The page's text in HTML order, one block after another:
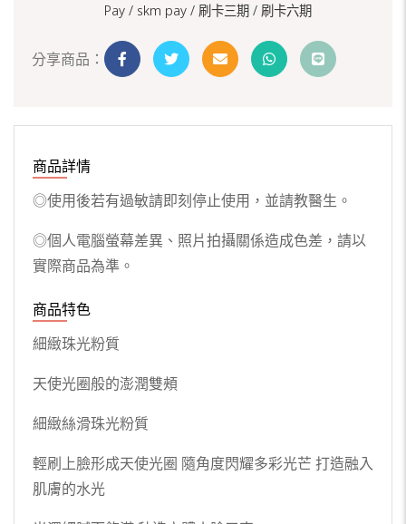
Pay / skm pay / 刷卡三期 / 刷卡六期
分享商品：
商品詳情
◎使用後若有過敏請即刻停止使用，並請教醫生。
◎個人電腦螢幕差異、照片拍攝關係造成色差，請以
實際商品為準。
商品特色
細緻珠光粉質
天使光圈般的澎潤雙頰
細緻絲滑珠光粉質
輕刷上臉形成天使光圈 隨角度閃耀多彩光芒 打造融入
肌膚的水光